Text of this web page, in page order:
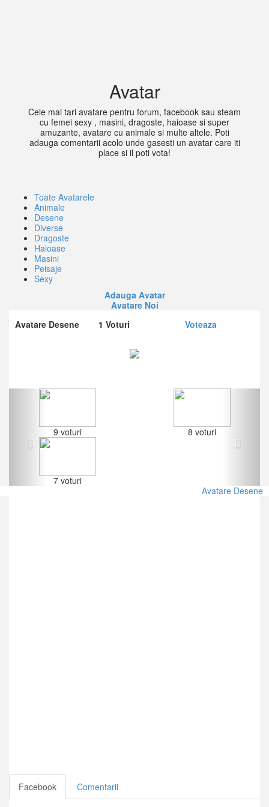
Avatar
Cele mai tari avatare pentru forum, facebook sau steam
cu femei sexy , masini, dragoste, haioase si super
amuzante, avatare cu animale si multe altele. Poti
adauga comentarii acolo unde gasesti un avatar care iti
place si il poti vota!
Toate Avatarele
Animale
Desene
Diverse
Dragoste
Haioase
Masini
Peisaje
Sexy
Adauga Avatar
Avatare Noi
Avatare Desene
1 Voturi Voteaza
9 voturi 8 voturi
7 voturi
Previous
Avatare Desene
Facebook Comentarii